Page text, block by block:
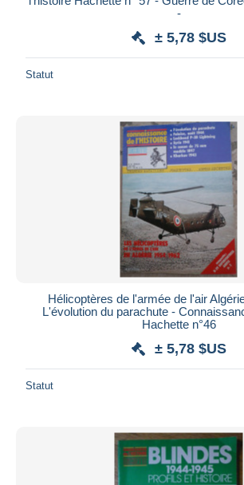
-
± 5,78 $US
Statut
Hélicoptères de l'armée de l'air
L'évolution du parachute -
Hachette n°46
± 5,78 $US
Statut